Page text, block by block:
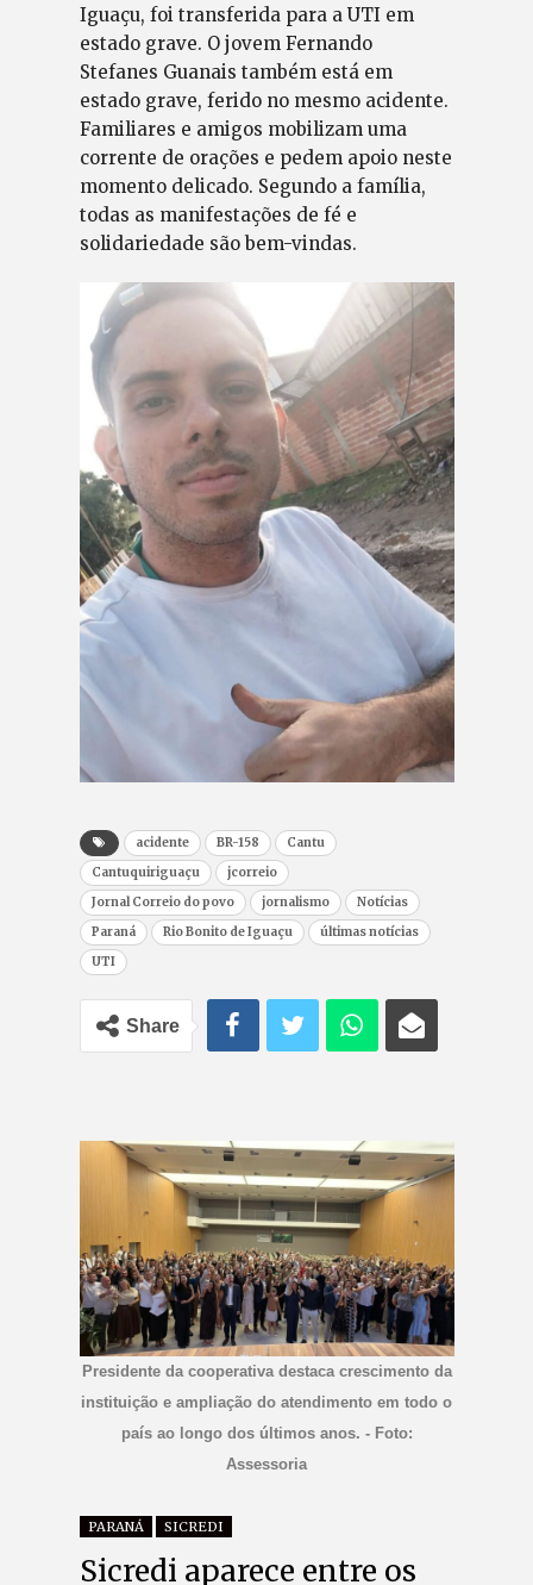
Iguaçu, foi transferida para a UTI em
estado grave. O jovem Fernando
Stefanes Guanais também está em
estado grave, ferido no mesmo acidente.
Familiares e amigos mobilizam uma
corrente de orações e pedem apoio neste
momento delicado. Segundo a família,
todas as manifestações de fé e
solidariedade são bem-vindas.
acidente BR-158
Cantu
Cantuquiriguaçu
jcorreio
Jornal Correio do povo
jornalismo
Notícias
Paraná
Rio Bonito de Iguaçu
últimas notícias
UTI
Share
Presidente da cooperativa destaca crescimento da
instituição e ampliação do atendimento em todo o
país ao longo dos últimos anos. - Foto:
Assessoria
PARANÁ SICREDI
Sicredi aparece entre os